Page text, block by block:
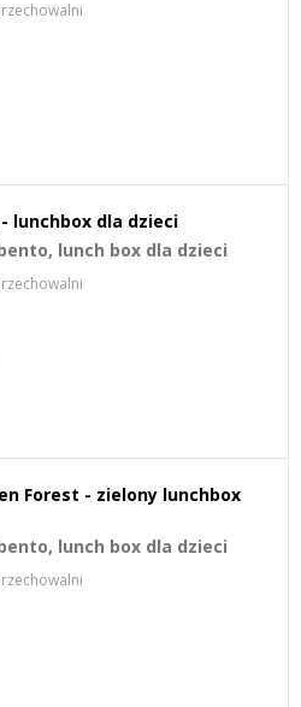
- lunchbox dla dzieci
lunch box dla dzieci
Forest - zielony lunchbox
lunch box dla dzieci